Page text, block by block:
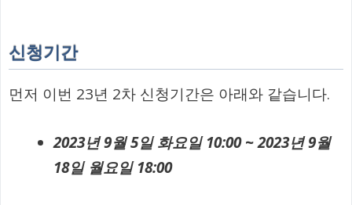
신청기간
먼저 이번 23년 2차 신청기간은 아래와 같습니다.
2023년 9월 5일 화요일 10:00 ~ 2023년 9월
18일 월요일 18:00